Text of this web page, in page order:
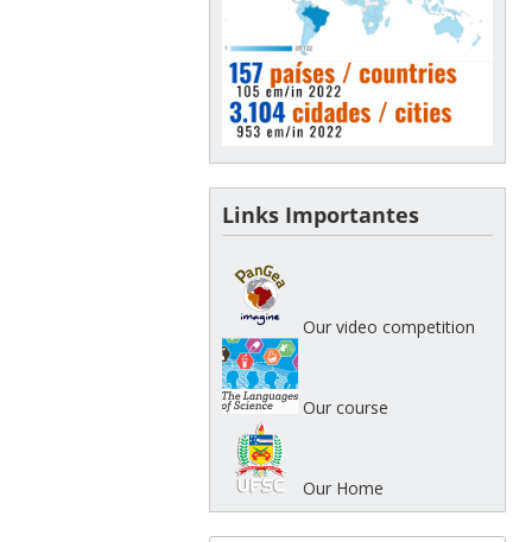
Links Importantes
Our video competition
Our course
Our Home